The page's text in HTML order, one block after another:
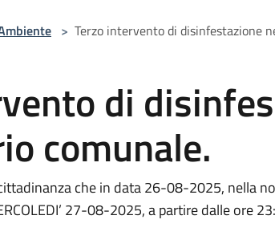
> Terzo intervento di disinfestazione
di
comunale.
che in data 26-08-2025, nella
27-08-2025, a partire dalle ore